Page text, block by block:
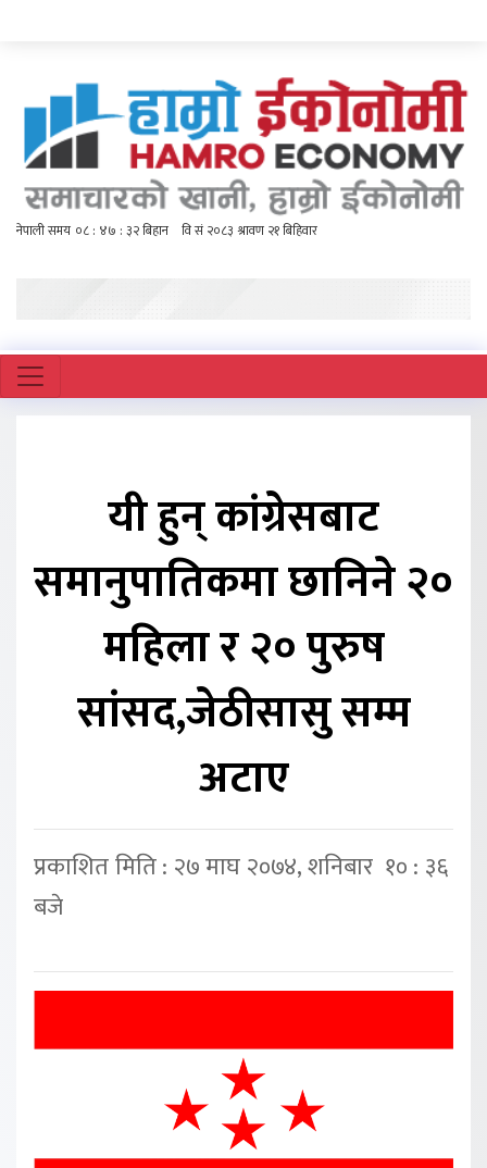
यी हुन् कांग्रेसबाट
समानुपातिकमा छानिने २०
महिला र २० पुरुष
सांसद,जेठीसासु सम्म
अटाए
प्रकाशित मिति : २७ माघ २०७४, शनिबार १० : ३६
बजे